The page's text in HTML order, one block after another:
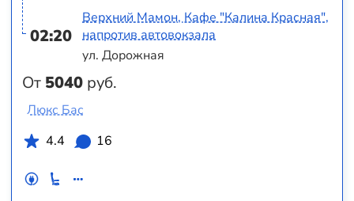
02:20
От 5040 руб.
Верхний Мамон, Кафе "Калина Красная",
напротив автовокзала
ул. Дорожная
Люкс Бас
4.4
16